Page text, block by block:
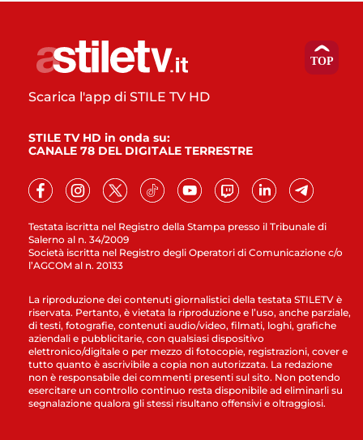
Testata iscritta nel Registro della Stampa presso il Tribunale di
Salerno al n. 34/2009
Società iscritta nel Registro degli Operatori di Comunicazione c/o
l’AGCOM al n. 20133
Scarica l'app di STILE TV HD
STILE TV HD in onda su:
CANALE 78 DEL DIGITALE TERRESTRE
La riproduzione dei contenuti giornalistici della testata STILETV è
riservata. Pertanto, è vietata la riproduzione e l’uso, anche parziale,
di testi, fotografie, contenuti audio/video, filmati, loghi, grafiche
aziendali e pubblicitarie, con qualsiasi dispositivo
elettronico/digitale o per mezzo di fotocopie, registrazioni, cover e
tutto quanto è ascrivibile a copia non autorizzata. La redazione
non è responsabile dei commenti presenti sul sito. Non potendo
esercitare un controllo continuo resta disponibile ad eliminarli su
segnalazione qualora gli stessi risultano offensivi e oltraggiosi.